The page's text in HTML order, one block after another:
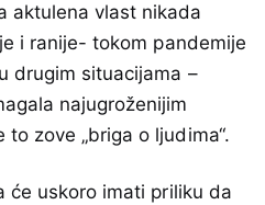
aktulena vlast nikada
i ranije- tokom pandemije
drugim situacijama –
najugroženijim
zove „briga o ljudima“.
će uskoro imati priliku da